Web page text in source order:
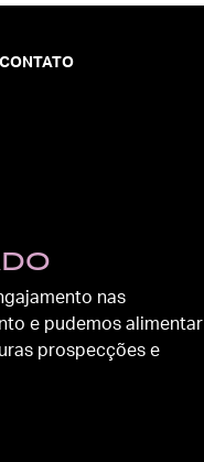
CONTATO
nas
e pudemos alimentar
prospecções e